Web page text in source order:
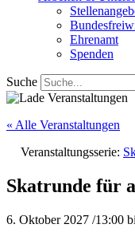
Ehrenamt
Spenden
Suche
« Alle Veranstaltungen
Veranstaltungsserie:
Skatrunde für
6. Oktober 2027 /13:00